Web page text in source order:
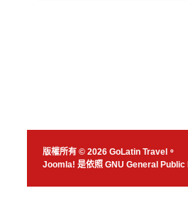
版權所有 © 2026 GoLatin Travel。
Joomla! 是依照 GNU General Public